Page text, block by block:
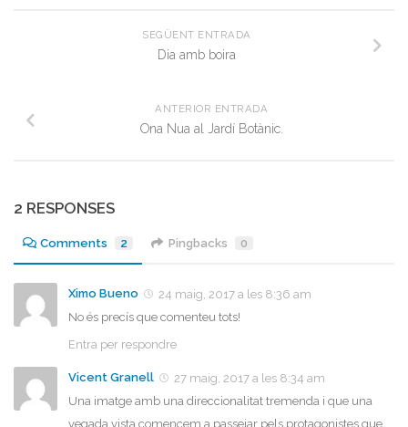
SEGÜENT ENTRADA
Dia amb boira
ANTERIOR ENTRADA
Ona Nua al Jardí Botànic.
2 RESPONSES
Comments 2 Pingbacks 0
Ximo Bueno
24 maig, 2017 a les 8:36 am
No és precís que comenteu tots!
Entra per respondre
Vicent Granell
27 maig, 2017 a les 8:34 am
Una imatge amb una direccionalitat tremenda i que una
vegada vista comencem a passejar pels protagonistes que